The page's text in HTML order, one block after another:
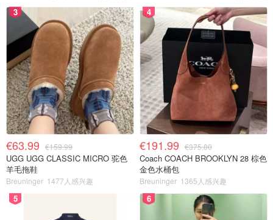
3
€63.99 €159.99
UGG UGG CLASSIC MICRO 驼色
羊毛拖鞋
Breuninger 1477人感兴趣
4
€191.99 €375.00
Coach COACH BROOKLYN 28 棕色
金色水桶包
Breuninger 1365人感兴趣
5 6